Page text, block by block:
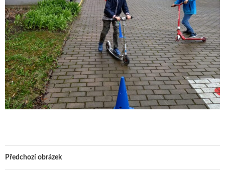
Předchozí obrázek